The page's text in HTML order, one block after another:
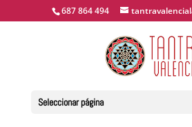
687 864 494
Seleccionar página